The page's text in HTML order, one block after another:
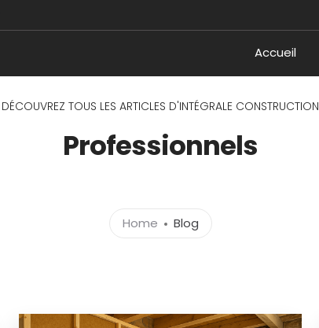
Accueil
DÉCOUVREZ TOUS LES ARTICLES D'INTÉGRALE CONSTRUCTION
Professionnels
Home Blog